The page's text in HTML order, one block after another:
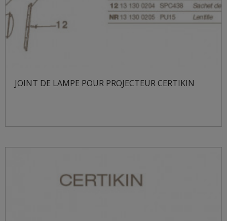
JOINT DE LAMPE POUR PROJECTEUR CERTIKIN